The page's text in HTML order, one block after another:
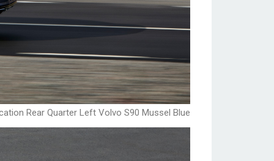
Rear Quarter Left Volvo S90 Mussel Blue